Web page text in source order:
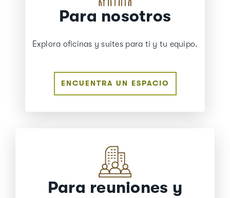
Para nosotros
Explora oficinas y suites para ti y tu equipo.
ENCUENTRA UN ESPACIO
Para reuniones y